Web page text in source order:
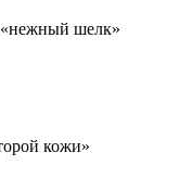
«нежный шелк»
кожи»